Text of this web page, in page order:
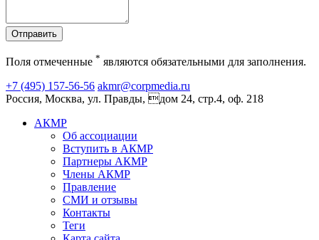
Отправить
Поля отмеченные * являются обязательными для заполнения.
+7 (495) 157-56-56 akmr@corpmedia.ru
Россия, Москва, ул. Правды, дом 24, стр.4, оф. 218
АКМР
Об ассоциации
Вступить в АКМР
Партнеры АКМР
Члены АКМР
Правление
СМИ и отзывы
Контакты
Теги